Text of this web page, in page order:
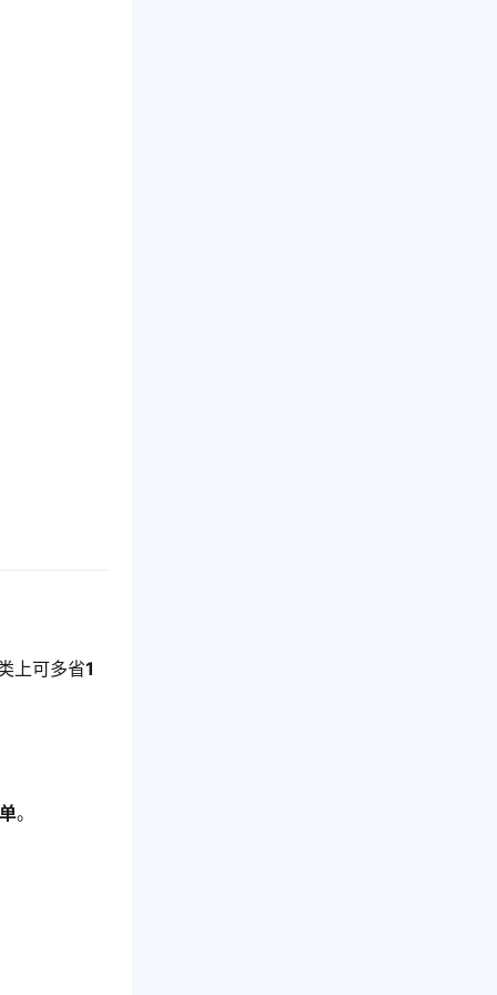
上可多省1
。